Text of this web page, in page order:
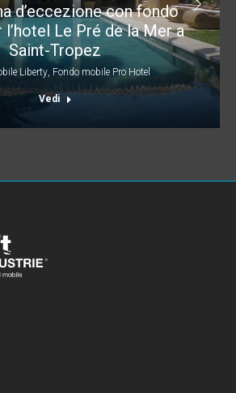
d’eccezione con fondo
Le Pré de la Mer a
Saint-Tropez
Liberty Fondo mobile Pro Hotel
Vedi